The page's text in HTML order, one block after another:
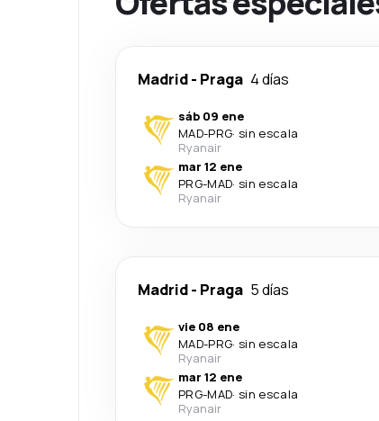
Madrid- Praga 4 días
sáb 09 ene
MAD-PRG· sin escala
Ryanair
mar 12 ene
PRG-MAD· sin escala
Ryanair
Madrid- Praga 5 días
vie 08 ene
MAD-PRG· sin escala
Ryanair
mar 12 ene
PRG-MAD· sin escala
Ryanair